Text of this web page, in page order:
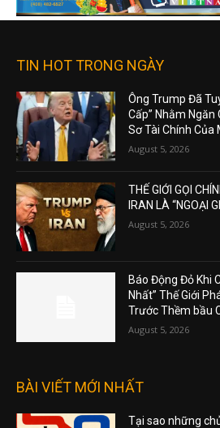
TIN HOT TRONG NGÀY
Ông Trump Đã
Cấp” Nhằm Ngăn
Sơ Tài Chính Của
August 5, 2026
THẾ GIỚI GỌI
IRAN LÀ “NGOẠI
August 5, 2026
Báo Động Đỏ Khi
Nhất” Thế Giới
Trước Thềm bầu
August 5, 2026
BÀI VIẾT MỚI NHẤT
Tại sao những